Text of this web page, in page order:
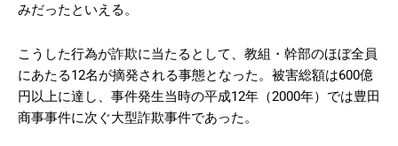
みだったといえる。
こうした行為が詐欺に当たるとして、教組・幹部のほぼ全員
にあたる12名が摘発される事態となった。被害総額は600億
円以上に達し、事件発生当時の平成12年（2000年）では豊田
商事事件に次ぐ大型詐欺事件であった。